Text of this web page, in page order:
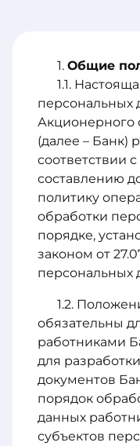
Общие
персональных
Акционерного
(далее – Банк)
соответствии
составлению
политику
обработки
порядке,
законом от
персональных
обязательны
работниками
для
документов
порядок
данных
субъектов